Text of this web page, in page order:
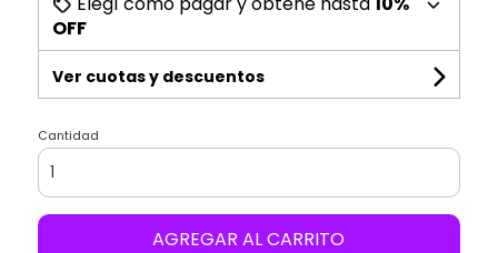
OFF
Ver cuotas y descuentos
Cantidad
AGREGAR AL CARRITO